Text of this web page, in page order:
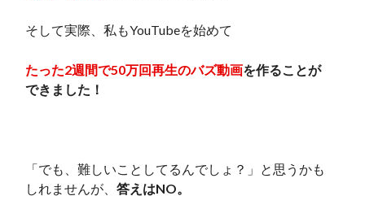
そして実際、私もYouTubeを始めて
たった2週間で50万回再生のバズ動画を作ることが
できました！
「でも、難しいことしてるんでしょ？」と思うかも
しれませんが、 答えはNO。